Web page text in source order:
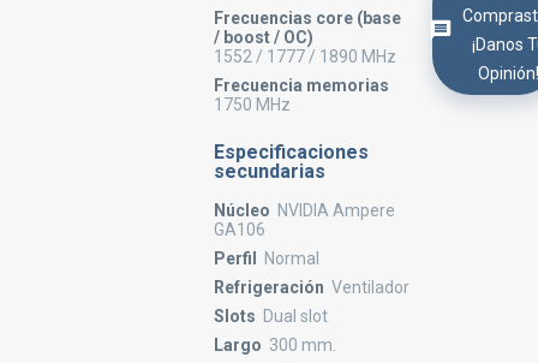
Frecuencias core (base
/ boost / OC)
1552 / 1777 / 1890 MHz
Frecuencia memorias
1750 MHz
Especificaciones
secundarias
Núcleo NVIDIA Ampere
GA106
Perfil
Normal
Refrigeración Ventilador
Slots Dual slot
Largo 300 mm.
¡Danos